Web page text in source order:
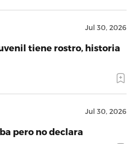
Jul 30, 2026
tiene rostro, historia
Jul 30, 2026
pero no declara